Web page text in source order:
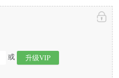
或 升级VIP